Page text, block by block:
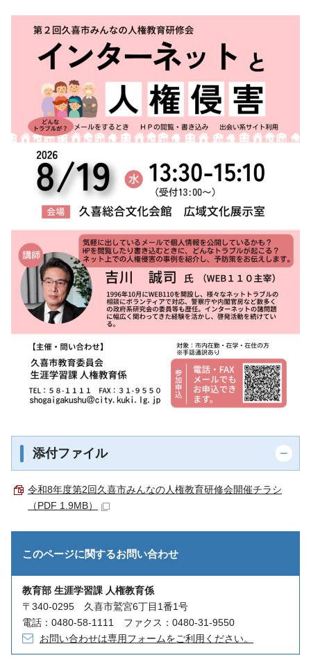
添付ファイル
令和8年度第2回久喜市みんなの人権教育研修会開催チラシ
（PDF 1.9MB）
このページに関するお問い合わせ
教育部 生涯学習課 人権教育係
〒340-0295 久喜市鷲宮6丁目1番1号
電話：0480-58-1111 ファクス：0480-31-9550
お問い合わせは専用フォームをご利用ください。